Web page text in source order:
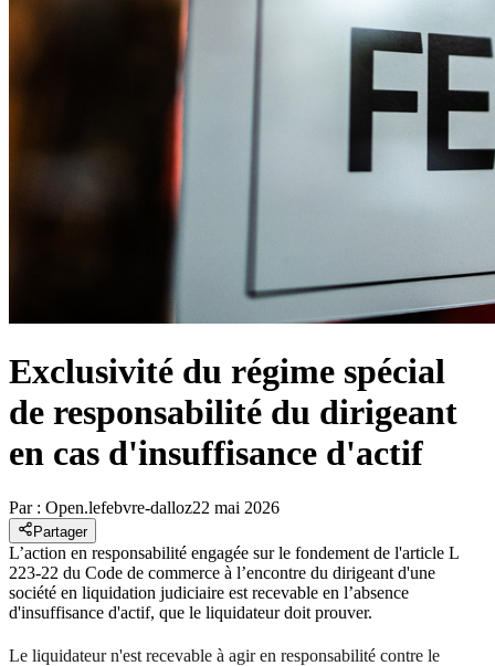
Exclusivité du régime spécial
de responsabilité du dirigeant
en cas d'insuffisance d'actif
Par : Open.lefebvre-dalloz22 mai 2026
Partager
L’action en responsabilité engagée sur le fondement de l'article L
223-22 du Code de commerce à l’encontre du dirigeant d'une
société en liquidation judiciaire est recevable en l’absence
d'insuffisance d'actif, que le liquidateur doit prouver.
Le liquidateur n'est recevable à agir en responsabilité contre le